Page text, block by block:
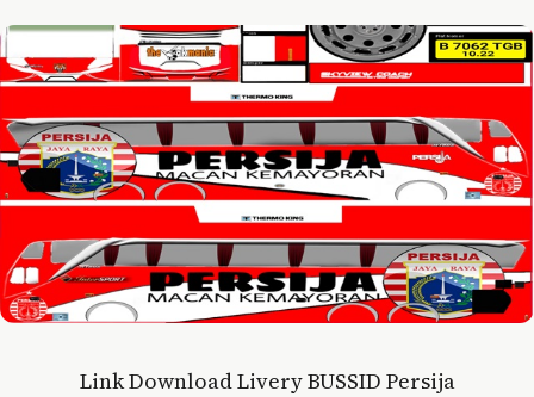
Link Download Livery BUSSID Persija